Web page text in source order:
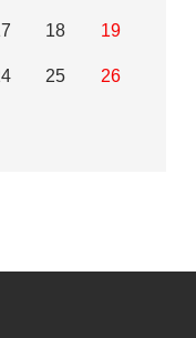
18 19
25 26